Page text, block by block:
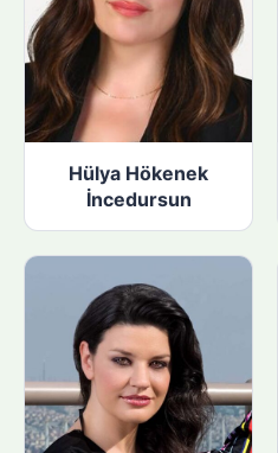
Hülya Hökenek
İncedursun